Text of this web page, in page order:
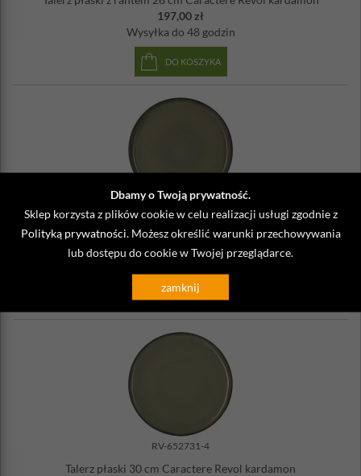
Dbamy o Twoją prywatność.
Sklep korzysta z plików cookie w celu realizacji usługi zgodnie z
Polityką prywatności. Możesz określić warunki przechowywania
lub dostępu do cookie w Twojej przeglądarce.
zamknij
197,00 zł
Wysyłka do 48 godzin
DO KOSZYKA
RV-652714-4
Talerz płaski z rantem 28 cm Caractere Revol kardamon
222,00 zł
DO KOSZYKA
RV-652731-4
Talerz płaski 30 cm Caractere Revol kardamon